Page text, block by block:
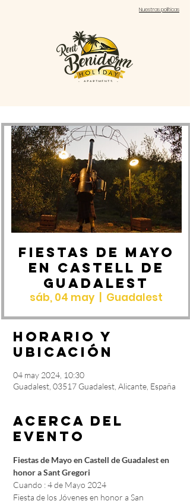
Nuestras políticas
Fiestas de Mayo
en Castell de
Guadalest
sáb, 04 may Guadalest
Horario y
ubicación
04 may 2024, 10:30
Guadalest, 03517 Guadalest, Alicante, España
Acerca del
evento
Fiestas de Mayo en Castell de Guadalest en
honor a Sant Gregori
Cuando : 4 de Mayo 2024
Fiesta de los Jóvenes en honor a San